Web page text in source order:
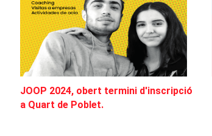
JOOP 2024, obert termini d'inscripció
a Quart de Poblet.